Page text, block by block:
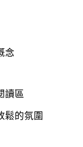
念
讀區
鬆的氛圍